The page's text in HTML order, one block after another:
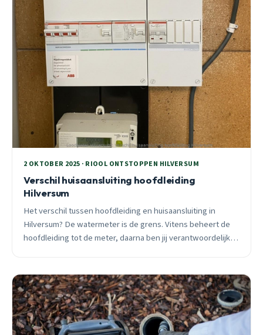
2 OKTOBER 2025 · RIOOL ONTSTOPPEN HILVERSUM
Verschil huisaansluiting hoofdleiding
Hilversum
Het verschil tussen hoofdleiding en huisaansluiting in
Hilversum? De watermeter is de grens. Vitens beheert de
hoofdleiding tot de meter, daarna ben jij verantwoordelijk.